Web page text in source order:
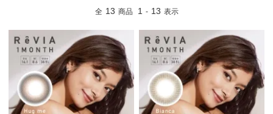
全 13 商品 1 - 13 表示